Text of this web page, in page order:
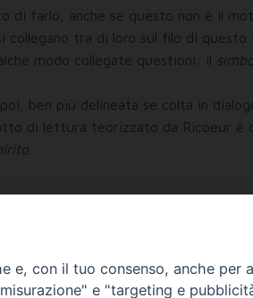
di farlo, anche se questo non è il
collegano tra di loro sul filo di
modo collegate questioni: il
ben più delineata se colta in
di lettura teorizzato da Ricoeur
e, con il tuo consenso, anche per
e "targeting e